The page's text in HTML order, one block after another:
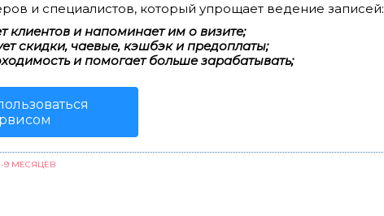
и специалистов, который упрощает ведение записей:
клиентов и напоминает им о визите;
скидки, чаевые, кэшбэк и предоплаты;
и помогает больше зарабатывать;
9 МЕСЯЦЕВ